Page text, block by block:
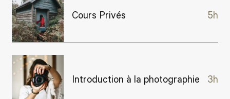
Cours Privés 5h
Introduction à la photographie 3h